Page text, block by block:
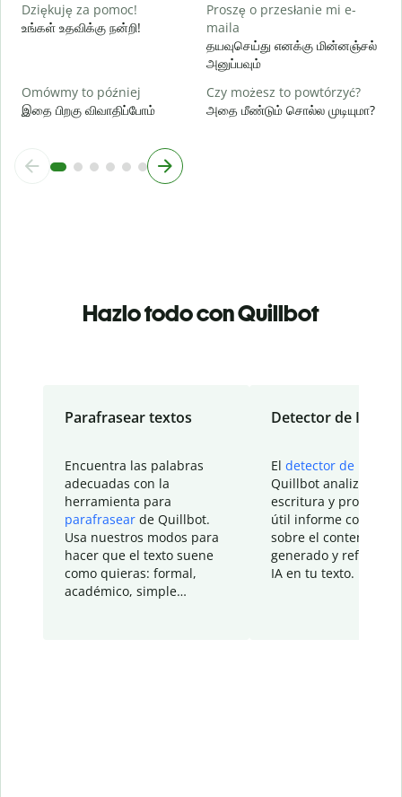
Dziękuję za pomoc!
உங்கள் உதவிக்கு நன்றி!
Proszę o przesłanie mi e-
maila
தயவுசெய்து எனக்கு மின்னஞ்சல்
அனுப்பவும்
Omówmy to później
இதை பிறகு விவாதிப்போம்
Czy możesz to powtórzyć?
அதை மீண்டும் சொல்ல முடியுமா?
Hazlo todo con Quillbot
Parafrasear textos
Encuentra las palabras
adecuadas con la
herramienta para
parafrasear de Quillbot.
Usa nuestros modos para
hacer que el texto suene
como quieras: formal,
académico, simple…
Detector de IA
El detector de IA
Quillbot analiza tu
escritura y
útil informe con
sobre el contenido
generado y refinado
IA en tu texto.